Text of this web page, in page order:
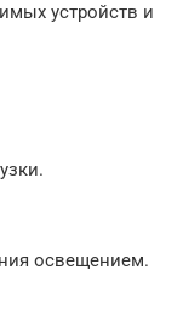
устройств и
освещением.